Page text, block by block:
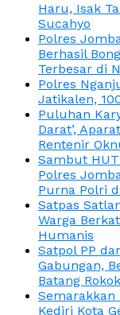
Haru, Isak
Sucahyo
Polres
Berhasil
Terbesar di
Polres
Jatikalen,
Puluhan
Darat’,
Rentenir
Sambut
Polres
Purna Polri
Satpas
Warga
Humanis
Satpol PP
Gabungan,
Batang
Semarakkan
Kediri Kota